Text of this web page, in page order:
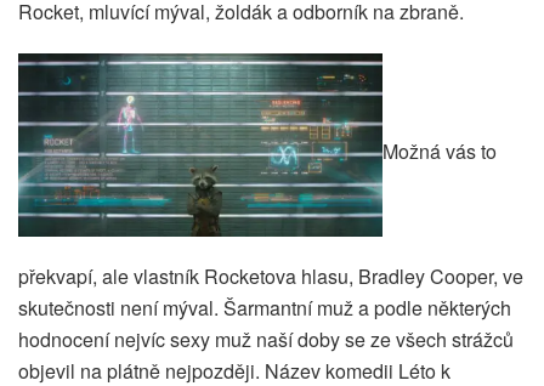
Rocket, mluvící mýval, žoldák a odborník na zbraně.
Možná vás to
překvapí, ale vlastník Rocketova hlasu, Bradley Cooper, ve
skutečnosti není mýval. Šarmantní muž a podle některých
hodnocení nejvíc sexy muž naší doby se ze všech strážců
objevil na plátně nejpozději. Název komedii Léto k